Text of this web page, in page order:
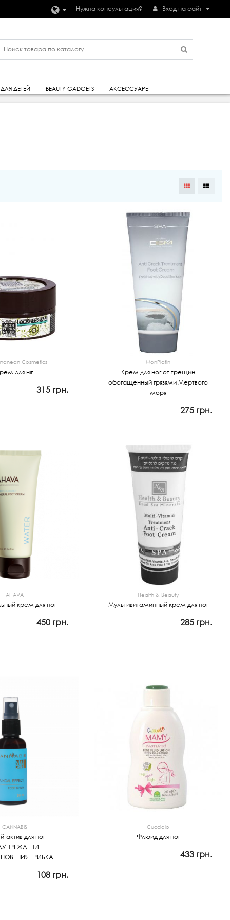
Нужна консультация? Вход на сайт
ДЛЯ ДЕТЕЙ BEAUTY GADGETS АКСЕССУАРЫ
Cosmetics
для ніг
315 грн.
MonPlatin
Крем для ног от трещин
обогащенный грязями Мертвого
моря
275 грн.
AHAVA
крем для ног
450 грн.
Health & Beauty
Мультивитаминный крем для ног
285 грн.
CANNABIS
актив для ног
ГРИБКА
108 грн.
Cucciolo
Флюид для ног
433 грн.